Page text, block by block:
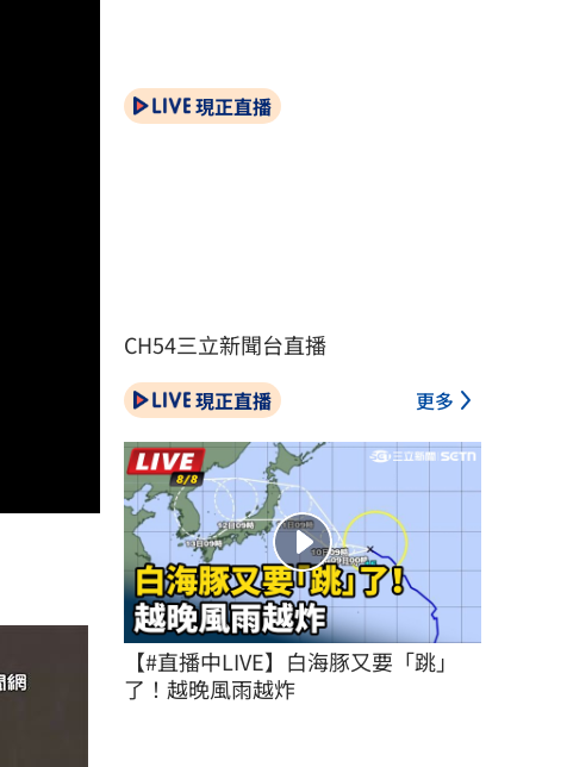
現正直播
CH54三立新聞台直播
現正直播 更多
【#直播中LIVE】白海豚又要「跳」
了！越晚風雨越炸